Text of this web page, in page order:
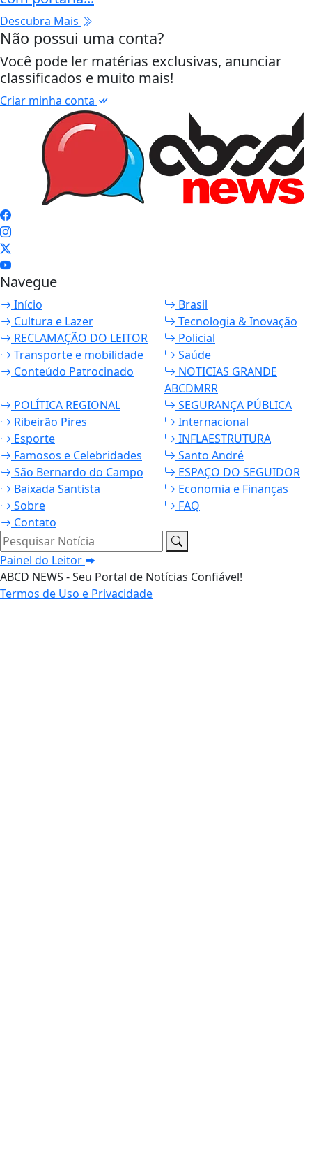
Descubra Mais
Não possui uma conta?
Você pode ler matérias exclusivas, anunciar
classificados e muito mais!
Criar minha conta
Navegue
Início
Brasil
Cultura e Lazer
Tecnologia & Inovação
RECLAMAÇÃO DO LEITOR
Policial
Transporte e mobilidade
Saúde
Conteúdo Patrocinado
NOTICIAS GRANDE
ABCDMRR
POLÍTICA REGIONAL
SEGURANÇA PÚBLICA
Ribeirão Pires
Internacional
Esporte
INFLAESTRUTURA
Famosos e Celebridades
Santo André
São Bernardo do Campo
ESPAÇO DO SEGUIDOR
Baixada Santista
Economia e Finanças
Sobre
FAQ
Contato
Pesquisar Notícia
Painel do Leitor
ABCD NEWS - Seu Portal de Notícias Confiável!
Termos de Uso e Privacidade